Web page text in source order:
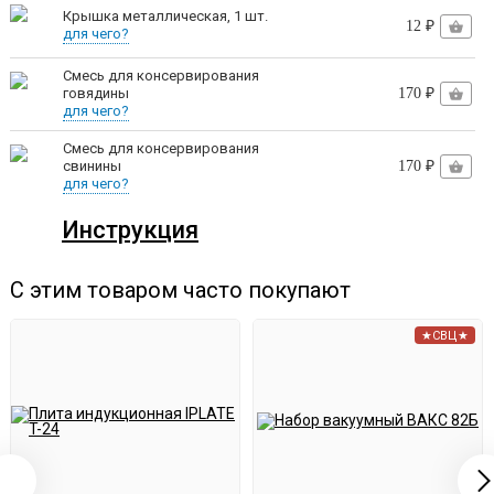
тушенку из говядины;
паштет из печени;
картошку с мясом;
маринованные грибы в автоклаве;
скумбрию в масле;
борщ;
Легкий, прочный,
Крышка металлическая, 1 шт.
для чего?
12 ₽
Смесь для консервирования
говядины
для чего?
170 ₽
Смесь для консервирования
свинины
для чего?
170 ₽
Инструкция
С этим товаром часто покупают
★СВЦ★